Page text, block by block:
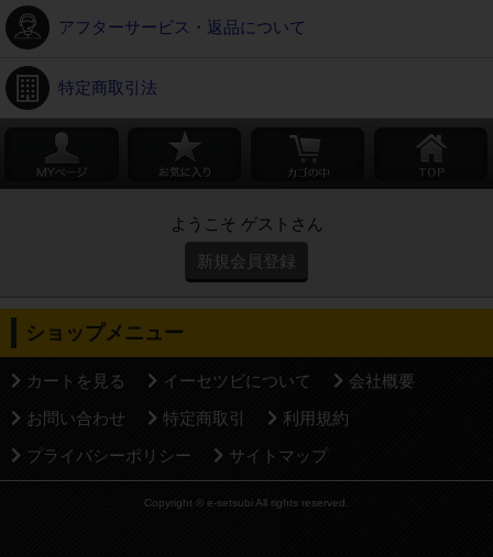
アフターサービス・返品について
特定商取引法
ようこそ ゲストさん
新規会員登録
ショップメニュー
カートを見る イーセツビについて
会社概要
お問い合わせ
特定商取引
利用規約
プライバシーポリシー
サイトマップ
Copyright © e-setsubi All rights reserved.